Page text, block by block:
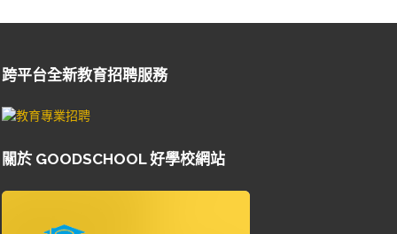
跨平台全新教育招聘服務
關於 GOODSCHOOL 好學校網站